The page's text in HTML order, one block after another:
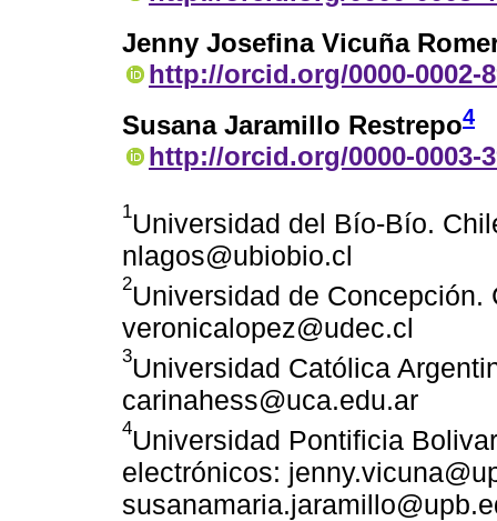
Jenny Josefina Vicuña
http://orcid.org/0000-0002-
Susana Jaramillo Restrepo4
http://orcid.org/0000-0003-
1Universidad del Bío-Bío.
nlagos@ubiobio.cl
2Universidad de
veronicalopez@udec.cl
3Universidad Católica
carinahess@uca.edu.ar
4Universidad Pontificia
electrónicos: